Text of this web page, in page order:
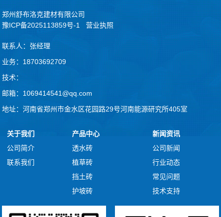
郑州舒布洛克建材有限公司
豫ICP备2025113859号-1
营业执照
联系人：张经理
业务：18703692709
技术：
邮箱：1069414541@qq.com
地址：河南省郑州市金水区花园路29号河南能源研究所405室
关于我们
公司简介
联系我们
产品中心
透水砖
植草砖
挡土砖
护坡砖
新闻资讯
公司新闻
行业动态
常见问题
技术支持